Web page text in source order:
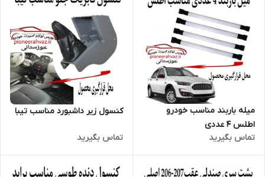
میله باربند مناسب خودرو
اطلس 4 عددی
تماس بگیرید
کنسول زیر داشبورد مناسب تیبا
تماس بگیرید